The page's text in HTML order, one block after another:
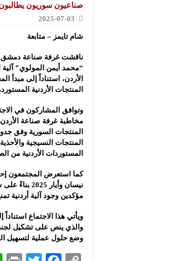
موقع
شركة
صناعيون سوريون يطالبون
2025-07-03
شام تايمز – متابعة
ناقشت غرفة صناعة دمشق
“محمد أيمن المولوي” آلية
الأردن، استناداً إلى مبدأ
المنتجات الأردنية
وتوافق المشاركون في
مخاطبة غرفة صناعة الأردن
المنتجات السورية وفق
المنتجات النسيجية
المستوردات الأردنية من
كما استعرض المجتمعون
نيسان وأيار
مؤكدين وجود آلية أردنية
والذي ينص على تشكيل
وضع حلول عملية لتسهيل